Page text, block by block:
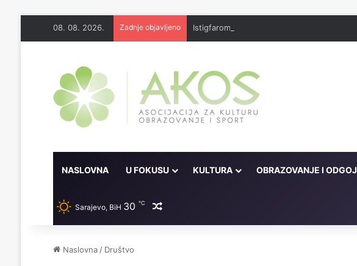
08. 08. 2026. Zadnje objavljeno Istigfarom riješila bračne probleme
NASLOVNA U FOKUSU KULTURA OBRAZOVANJE I ODGOJ
Sarajevo, BiH 30 ℃ Random članak
Naslovna / Društvo